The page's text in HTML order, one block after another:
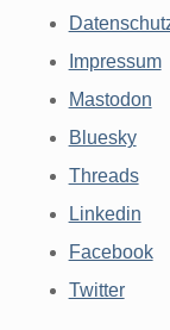
Impressum
Mastodon
Bluesky
Threads
Linkedin
Facebook
Twitter